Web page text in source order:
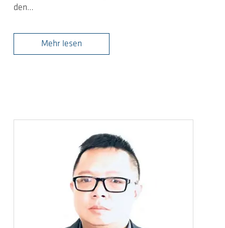
den…
Mehr lesen